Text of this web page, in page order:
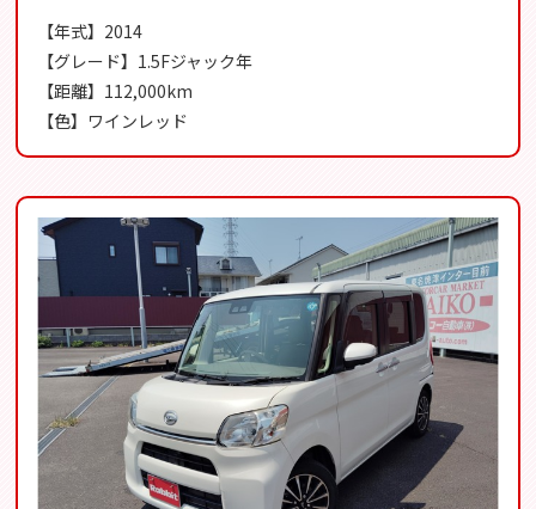
【年式】2014
【グレード】1.5Fジャック年
【距離】112,000km
【色】ワインレッド